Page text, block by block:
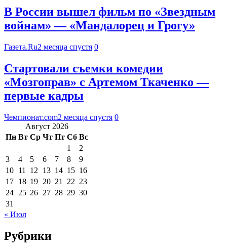
В России вышел фильм по «Звездным
войнам» — «Мандалорец и Грогу»
Газета.Ru2 месяца спустя 0
Стартовали съемки комедии
«Мозгоправ» с Артемом Ткаченко —
первые кадры
Чемпионат.com2 месяца спустя 0
Август 2026
Пн Вт Ср Чт Пт Сб Вс
1
2
3
4 5 6 7 8
9
10 11 12 13 14 15 16
17 18 19 20 21 22 23
24 25 26 27 28 29 30
31
« Июл
Рубрики